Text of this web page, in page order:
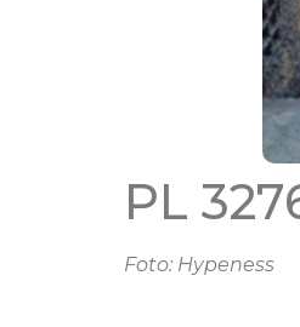
PL
Foto: Hypeness